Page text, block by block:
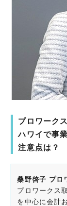
プロワーク
ハワイで事
注意点は？
桑野啓子 プロ
プロワークス
を中心に会計